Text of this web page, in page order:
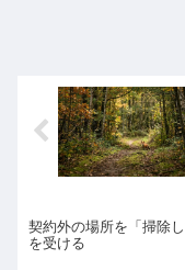
契約外の場所を「掃除
を受ける